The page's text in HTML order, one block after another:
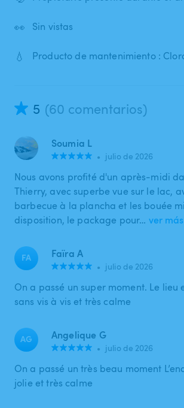
👀 Sin vistas
💧 Producto de mantenimiento :
5 (60 comentarios)
Soumia L
• julio de 2026
Nous avons profité d'un après-midi
Thierry, avec superbe vue sur le lac,
barbecue à la plancha et les bouée
disposition, le package pour… ver más
FA Faïra A
• julio de 2026
On a passé un super moment. Le lieu
sans vis à vis et très calme
AG Angelique G
• julio de 2026
On a passé un très beau moment
jolie et très calme